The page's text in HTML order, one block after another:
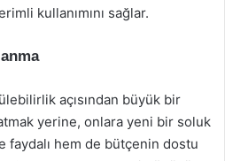
kullanımını sağlar.
açısından büyük bir
yerine, onlara yeni bir soluk
faydalı hem de bütçenin dostu